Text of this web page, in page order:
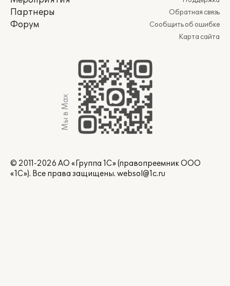
Партнеры
Форум
Обратная связь
Сообщить об ошибке
Карта сайта
Мы в Max
© 2011-2026 АО «Группа 1С» (правопреемник ООО
«1С»). Все права защищены. websol@1c.ru